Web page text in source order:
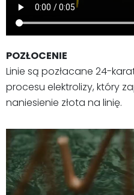
POZŁOCENIE
Linie są pozłacane 24-
procesu elektrolizy, który
naniesienie złota na linię.